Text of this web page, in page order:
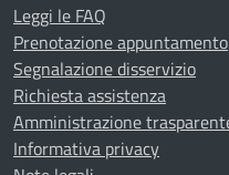
Leggi le FAQ
Prenotazione appuntamento
Segnalazione disservizio
Richiesta assistenza
Amministrazione
Informativa privacy